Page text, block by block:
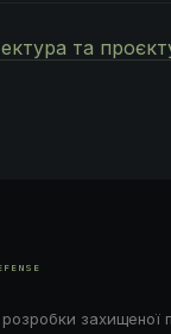
та
розробки